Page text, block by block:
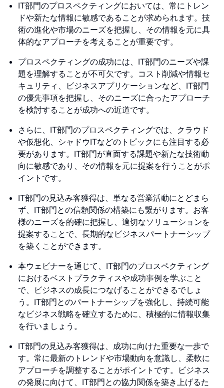
IT部門のプロスペクティングにおいては、常にトレン
ドや新たな情報に敏感であることが求められます。技
術の進化や市場のニーズを把握し、その情報を元に具
体的なアプローチを考えることが重要です。
プロスペクティングの成功には、IT部門のニーズや課
題を理解することが不可欠です。コスト削減や情報セ
キュリティ、ビジネスアプリケーションなど、IT部門
の優先事項を把握し、そのニーズに合ったアプローチ
を検討することが成功への近道です。
さらに、IT部門のプロスペクティングでは、クラウド
や仮想化、シャドウITなどのトピックにも注目する必
要があります。IT部門が直面する課題や新たな技術動
向に敏感であり、その情報を元に提案を行うことがポ
イントです。
IT部門の見込み客獲得は、単なる営業活動にとどまら
ず、IT部門との信頼関係の構築にも繋がります。お客
様のニーズを的確に把握し、適切なソリューションを
提案することで、長期的なビジネスパートナーシップ
を築くことができます。
本ウェビナーを通じて、IT部門のプロスペクティング
におけるベストプラクティスや成功事例を学ぶこと
で、ビジネスの成長につなげることができるでしょ
う。IT部門とのパートナーシップを強化し、持続可能
なビジネス戦略を確立するために、積極的に情報収集
を行いましょう。
IT部門の見込み客獲得は、成功に向けた重要な一歩で
す。常に最新のトレンドや市場動向を意識し、柔軟に
アプローチを調整することがポイントです。ビジネス
の発展に向けて、IT部門との協力関係を築き上げるた